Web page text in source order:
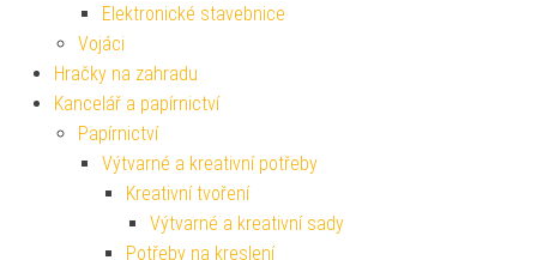
Elektronické stavebnice
Vojáci
Hračky na zahradu
Kancelář a papírnictví
Papírnictví
Výtvarné a kreativní potřeby
Kreativní tvoření
Výtvarné a kreativní sady
Potřeby na kreslení